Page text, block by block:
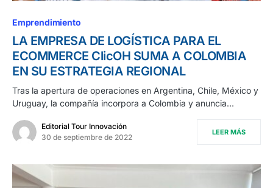
Emprendimiento
LA EMPRESA DE LOGÍSTICA PARA EL
ECOMMERCE ClicOH SUMA A COLOMBIA
EN SU ESTRATEGIA REGIONAL
Tras la apertura de operaciones en Argentina, Chile, México y
Uruguay, la compañía incorpora a Colombia y anuncia…
Editorial Tour Innovación
30 de septiembre de 2022
LEER MÁS